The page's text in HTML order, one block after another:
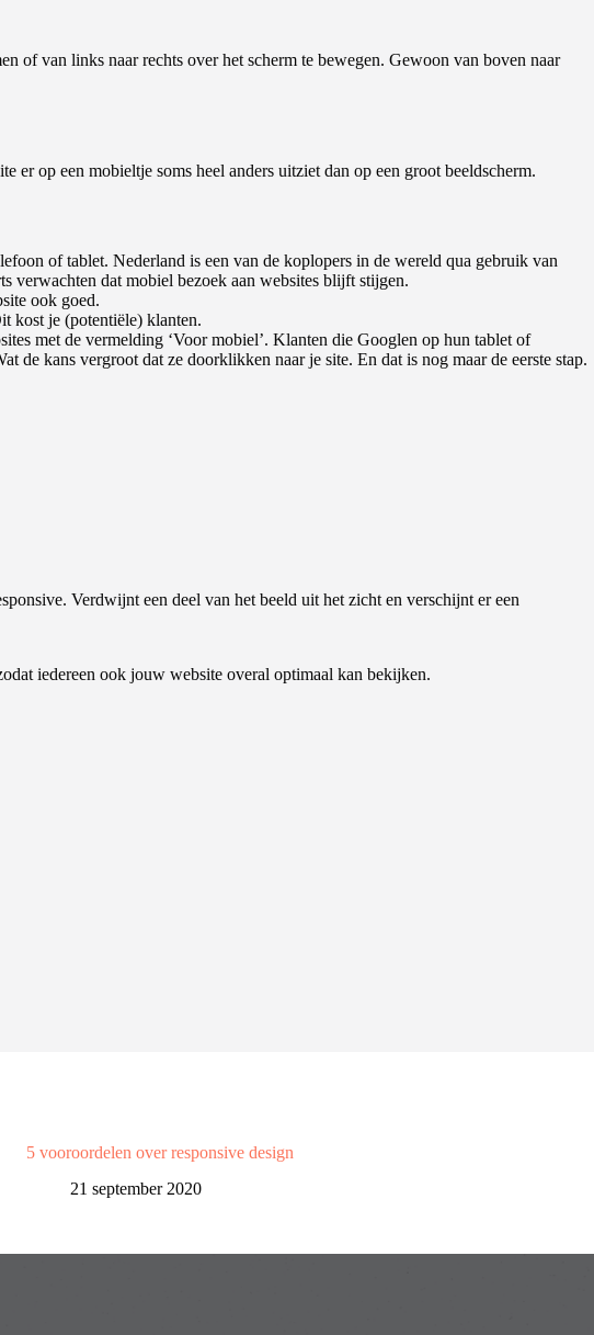
of van links naar rechts over het scherm te bewegen. Gewoon van boven naar
er op een mobieltje soms heel anders uitziet dan op een groot beeldscherm.
of tablet. Nederland is een van de koplopers in de wereld qua gebruik van
verwachten dat mobiel bezoek aan websites blijft stijgen.
ook goed.
kost je (potentiële) klanten.
met de vermelding ‘Voor mobiel’. Klanten die Googlen op hun tablet of
de kans vergroot dat ze doorklikken naar je site. En dat is nog maar de eerste stap.
Verdwijnt een deel van het beeld uit het zicht en verschijnt er een
iedereen ook jouw website overal optimaal kan bekijken.
5 vooroordelen over responsive design
21 september 2020